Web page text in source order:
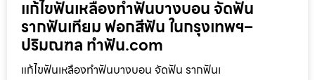
แก้ไขฟันเหลืองทำฟันบางบอน จัดฟัน
รากฟันเทียม ฟอกสีฟัน ในกรุงเทพฯ–
ปริมณฑล ทำฟัน.com
แก้ไขฟันเหลืองทำฟันบางบอน จัดฟัน รากฟันเ